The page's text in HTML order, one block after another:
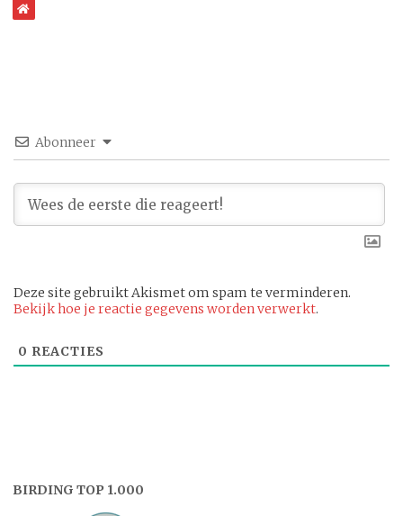
Abonneer
Deze site gebruikt Akismet om spam te verminderen.
Bekijk hoe je reactie gegevens worden verwerkt.
0 REACTIES
BIRDING TOP 1.000